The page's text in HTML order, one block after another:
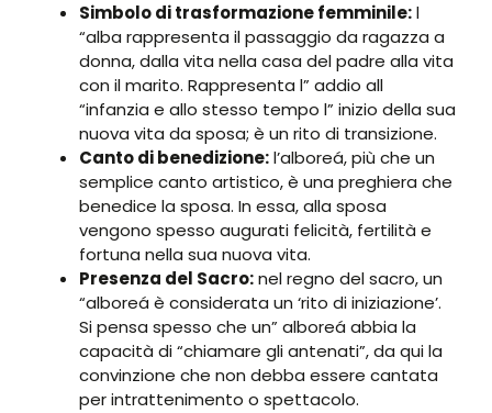
Simbolo di trasformazione femminile:l
“alba rappresenta il passaggio da ragazza a
donna, dalla vita nella casa del padre alla vita
con il marito. Rappresenta l” addio all
“infanzia e allo stesso tempo l” inizio della sua
nuova vita da sposa; è un rito di transizione.
Canto di benedizione:l’alboreá, più che un
semplice canto artistico, è una preghiera che
benedice la sposa. In essa, alla sposa
vengono spesso augurati felicità, fertilità e
fortuna nella sua nuova vita.
Presenza del Sacro:nel regno del sacro, un
“alboreá è considerata un ‘rito di iniziazione’.
Si pensa spesso che un” alboreá abbia la
capacità di “chiamare gli antenati”, da qui la
convinzione che non debba essere cantata
per intrattenimento o spettacolo.